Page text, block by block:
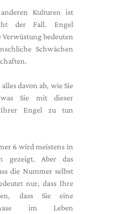
Kulturen ist
der Fall. Engel
bedeuten
Schwächen
davon ab, wie Sie
Sie mit dieser
Ihrer Engel zu tun
6 wird meistens in
gezeigt. Aber das
die Nummer selbst
nur, dass Ihre
dass Sie eine
im Leben